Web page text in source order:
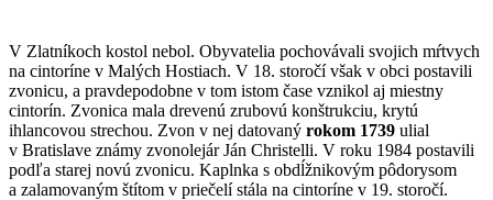
V Zlatníkoch kostol nebol. Obyvatelia pochovávali svojich mŕtvych
na cintoríne v Malých Hostiach. V 18. storočí však v obci postavili
zvonicu, a pravdepodobne v tom istom čase vznikol aj miestny
cintorín. Zvonica mala drevenú zrubovú konštrukciu, krytú
ihlancovou strechou. Zvon v nej datovaný rokom 1739 ulial
v Bratislave známy zvonolejár Ján Christelli. V roku 1984 postavili
podľa starej novú zvonicu. Kaplnka s obdĺžnikovým pôdorysom
a zalamovaným štítom v priečelí stála na cintoríne v 19. storočí.